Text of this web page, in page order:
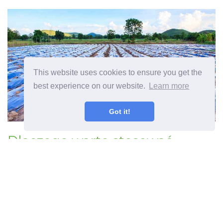
This website uses cookies to ensure you get the
best experience on our website.
Learn more
Got it!
Dlaczego warto stosować